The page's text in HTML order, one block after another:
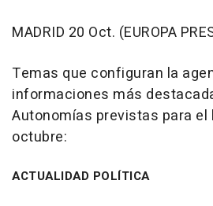
MADRID 20 Oct. (EUROPA
Temas que configuran la
informaciones más
Autonomías previstas para el
octubre:
ACTUALIDAD POLÍTICA